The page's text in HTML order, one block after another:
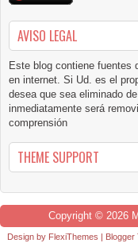
AVISO LEGAL
Este blog contiene fuentes
en internet. Si Ud. es el
desea que sea eliminado
inmediatamente será
comprensión
THEME SUPPORT
Copyright © 2026
Design by FlexiThemes | Blogger